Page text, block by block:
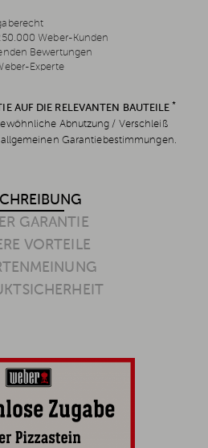
Weber-Kunden
Bewertungen
Experte
AUF DIE RELEVANTEN BAUTEILE *
Abnutzung / Verschleiß
Garantiebestimmungen.
GARANTIE
VORTEILE